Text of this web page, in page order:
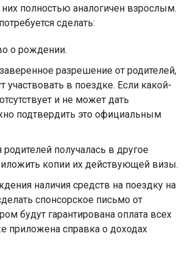
полностью аналогичен взрослым.
сделать:
о рождении.
разрешение от родителей,
участвовать в поездке. Если какой-
и не может дать
подтвердить это официальным
родителей получалась в другое
копии их действующей визы.
наличия средств на поездку на
спонсорское письмо от
будут гарантирована оплата всех
приложена справка о доходах